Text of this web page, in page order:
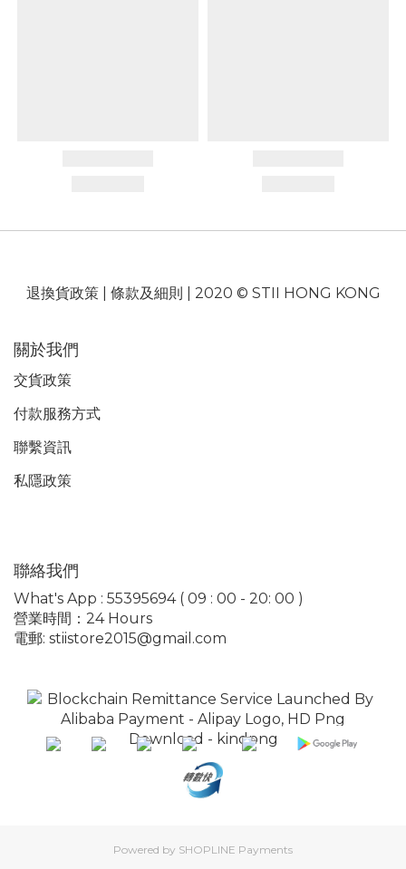
退換貨政策| 條款及細則 | 2020 © STII HONG KONG
關於我們
交貨政策
付款服務方式
聯繫資訊
私隱政策
聯絡我們
What's App : 55395694 ( 09 : 00 - 20: 00 )
營業時間：24 Hours
電郵: stiistore2015@gmail.com
Powered by SHOPLINE Payments